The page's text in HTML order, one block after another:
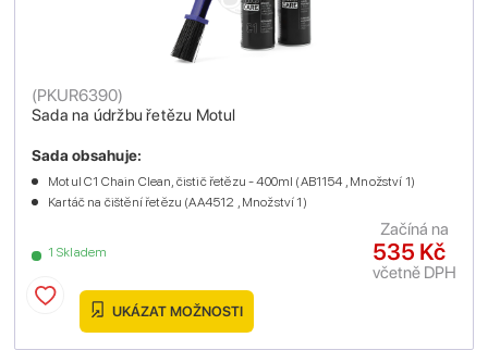
Sada na údržbu řetězu Motul
(PKUR6390)
1 Skladem
Sada obsahuje:
Motul C1 Chain Clean, čistič řetězu - 400ml (AB1154 , Množství 1)
Kartáč na čištění řetězu (AA4512 , Množství 1)
535 Kč
včetně DPH
Začíná na
UKÁZAT MOŽNOSTI